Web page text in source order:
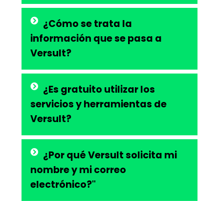
¿Cómo se trata la
información que se pasa a
Versult?
¿Es gratuito utilizar los
servicios y herramientas de
Versult?
¿Por qué Versult solicita mi
nombre y mi correo
electrónico?"